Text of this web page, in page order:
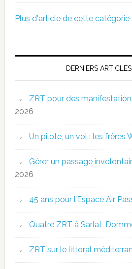
Plus d'article de cette catégorie
DERNIERS
ZRT pour des
2026
Un pilote, un vol : les frères
Gérer un passage
2026
45 ans pour l’Espace Air
Quatre ZRT à Sarlat-
ZRT sur le littoral